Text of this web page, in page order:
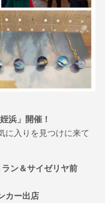
浜」開催！
に入りを見つけに来て
ン＆サイゼリヤ前
カー出店